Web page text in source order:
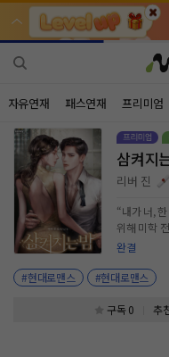
자유연재 패스연재 프리미엄
삼켜지
리버 진
완결
“내가 너, 한 번은 구해
위해 미학
녀에게 사
필요해요.” “서론 한
하나의 묘수. “저하고 결혼해 주세요.” 10년 전 제게 목숨 빚을
졌던 윤태하와의 가짜 결
요. 할아
#현대로맨스
#현대로맨스
구독 0 추